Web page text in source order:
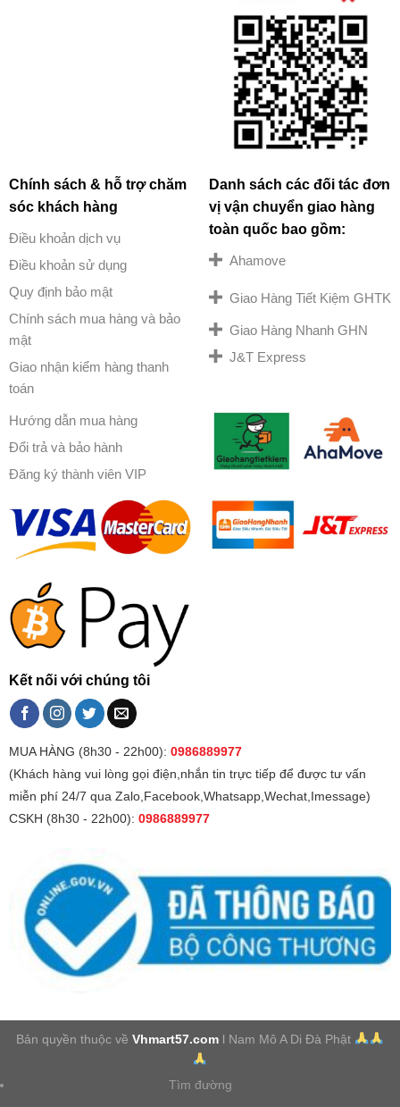
Chính sách & hỗ trợ chăm
sóc khách hàng
Điều khoản dịch vụ
Điều khoản sử dụng
Quy định bảo mật
Chính sách mua hàng và bảo
mật
Giao nhận kiểm hàng thanh
toán
Hướng dẫn mua hàng
Đổi trả và bảo hành
Đăng ký thành viên VIP
Danh sách các đối tác đơn
vị vận chuyển giao hàng
toàn quốc bao gồm:
Ahamove
Giao Hàng Tiết Kiệm GHTK
Giao Hàng Nhanh GHN
J&T Express
Kết nối với chúng tôi
MUA HÀNG (8h30 - 22h00): 0986889977
(Khách hàng vui lòng gọi điện,nhắn tin trực tiếp để được tư vấn
miễn phí 24/7 qua Zalo,Facebook,Whatsapp,Wechat,Imessage)
CSKH (8h30 - 22h00): 0986889977
Bản quyền thuộc vềVhmart57.com l Nam Mô A Di Đà Phật
Tìm đường